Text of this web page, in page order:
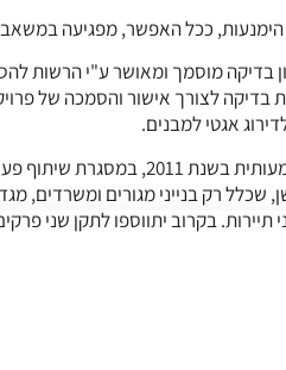
הימנעות, ככל האפשר, מפגיעה
בדיקה מוסמך ומאושר ע"י
והסמכה של פרויקטים ע"פ תקני ת"י
תקן הישראלי לבנייה ירוקה ('בניינים שפגיעתם
שכלל רק בנייני מגורים ומשרדים,
בקרוב יתווספו לתקן שני